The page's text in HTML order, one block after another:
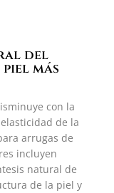
del
más
con la
de la
arrugas de
incluyen
natural de
de la piel y